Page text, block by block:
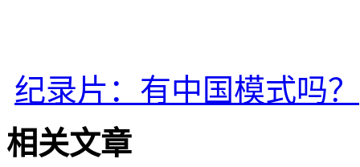
纪录片：有中国模式吗？
相关文章